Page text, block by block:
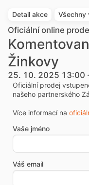
Detail akce Všechny
Oficiální online
Žinkovy
25. 10. 2025 13:00
Oficiální prodej
našeho partnerského
Více informací na
Vaše jméno
Váš email